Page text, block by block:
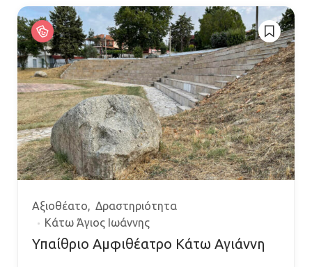
Αξιοθέατο
Δραστηριότητα
Κάτω Άγιος Ιωάννης
Υπαίθριο Αμφιθέατρο Κάτω Αγιάννη